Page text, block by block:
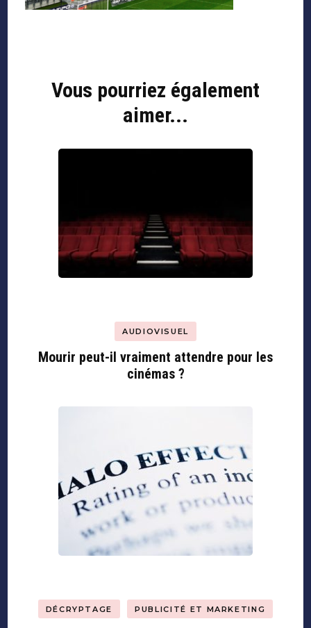
Vous pourriez également
aimer...
AUDIOVISUEL
Mourir peut-il vraiment attendre pour les
cinémas ?
DÉCRYPTAGE PUBLICITÉ ET MARKETING